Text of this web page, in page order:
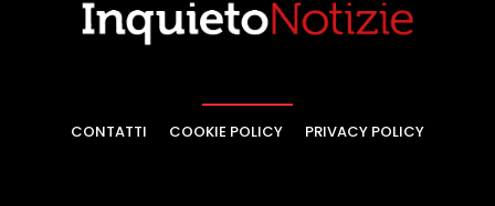
CONTATTI COOKIE POLICY PRIVACY POLICY